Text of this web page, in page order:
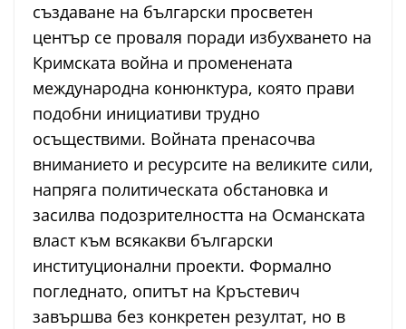
създаване на български просветен
център се проваля поради избухването на
Кримската война и променената
международна конюнктура, която прави
подобни инициативи трудно
осъществими. Войната пренасочва
вниманието и ресурсите на великите сили,
напряга политическата обстановка и
засилва подозрителността на Османската
власт към всякакви български
институционални проекти. Формално
погледнато, опитът на Кръстевич
завършва без конкретен резултат, но в